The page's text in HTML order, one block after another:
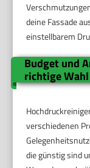
deine Fassade
einstellbarem
Budget und
richtige Wahl
verschiedenen
die günstig sind